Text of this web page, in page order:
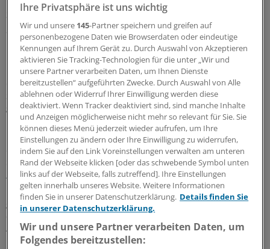
31.07.2026 | Soziale Pflegeversicherung
„Diesem Weg werden wir nicht zustimmen“:
Ostdeutsche Regierungschefs begehren gegen
Pflegereform auf
Klare Botschaft an den neuen Bundesgesundheitsminister
Carsten Linnemann: Die Ministerpräsidenten von Sachsen,
Sachsen-Anhalt und Thüringen fordern Korrekturen an der
geplanten Pflegereform. Ein Punkt stört sie besonders.
16.07.2026 | Innovationsfonds
Selektivvertrag zur Endometriose-Früherkennung
startet in Baden-Württemberg und Sachsen-
Anhalt
In Baden-Württemberg und Sachsen-Anhalt können sich
gynäkologische Fachpraxen für das Studienprojekt „ENDO-EVE“
einschreiben. Im Rekrutierungsfokus stehen Versicherte der
AOK, TK sowie diverser Betriebskrankenkassen.
Ihre Privatsphäre ist uns wichtig
Wir und unsere 145-Partner speichern und greifen auf
personenbezogene Daten wie Browserdaten oder eindeutige
Kennungen auf Ihrem Gerät zu. Durch Auswahl von Akzeptieren
aktivieren Sie Tracking-Technologien für die unter „Wir und
unsere Partner verarbeiten Daten, um Ihnen Dienste
bereitzustellen“ aufgeführten Zwecke. Durch Auswahl von Alle
ablehnen oder Widerruf Ihrer Einwilligung werden diese
deaktiviert. Wenn Tracker deaktiviert sind, sind manche Inhalte
und Anzeigen möglicherweise nicht mehr so relevant für Sie. Sie
können dieses Menü jederzeit wieder aufrufen, um Ihre
Einstellungen zu ändern oder Ihre Einwilligung zu widerrufen,
indem Sie auf den Link Voreinstellungen verwalten am unteren
Rand der Webseite klicken [oder das schwebende Symbol unten
links auf der Webseite, falls zutreffend]. Ihre Einstellungen
gelten innerhalb unseres Website. Weitere Informationen
finden Sie in unserer Datenschutzerklärung. Details finden Sie
in unserer Datenschutzerklärung.
Wir und unsere Partner verarbeiten Daten, um
Folgendes bereitzustellen: